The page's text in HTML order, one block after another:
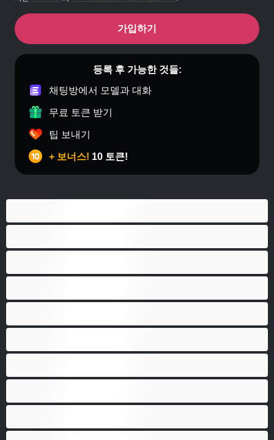
가입하기
등록 후 가능한 것들:
채팅방에서 모델과 대화
무료 토큰 받기
팁 보내기
+ 보너스! 10 토큰!